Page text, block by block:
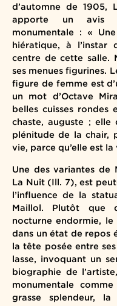
d’automne de 1905,
apporte un avis
monumentale : «
hiératique, à l’instar
centre de cette salle.
ses menues figurines.
figure de femme est
un mot d’Octave
belles cuisses rondes
chaste, auguste ; elle
plénitude de la chair,
vie, parce qu’elle est la
Une des variantes de
La Nuit (Ill. 7), est
l’influence de la
Maillol. Plutôt que
nocturne endormie,
dans un état de repos
la tête posée entre
lasse, invoquant un
biographie de
monumentale
grasse splendeur,